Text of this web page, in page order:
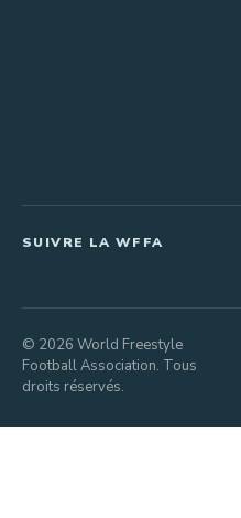
SUIVRE LA WFFA
© 2026 World Freestyle
Football Association. Tous
droits réservés.